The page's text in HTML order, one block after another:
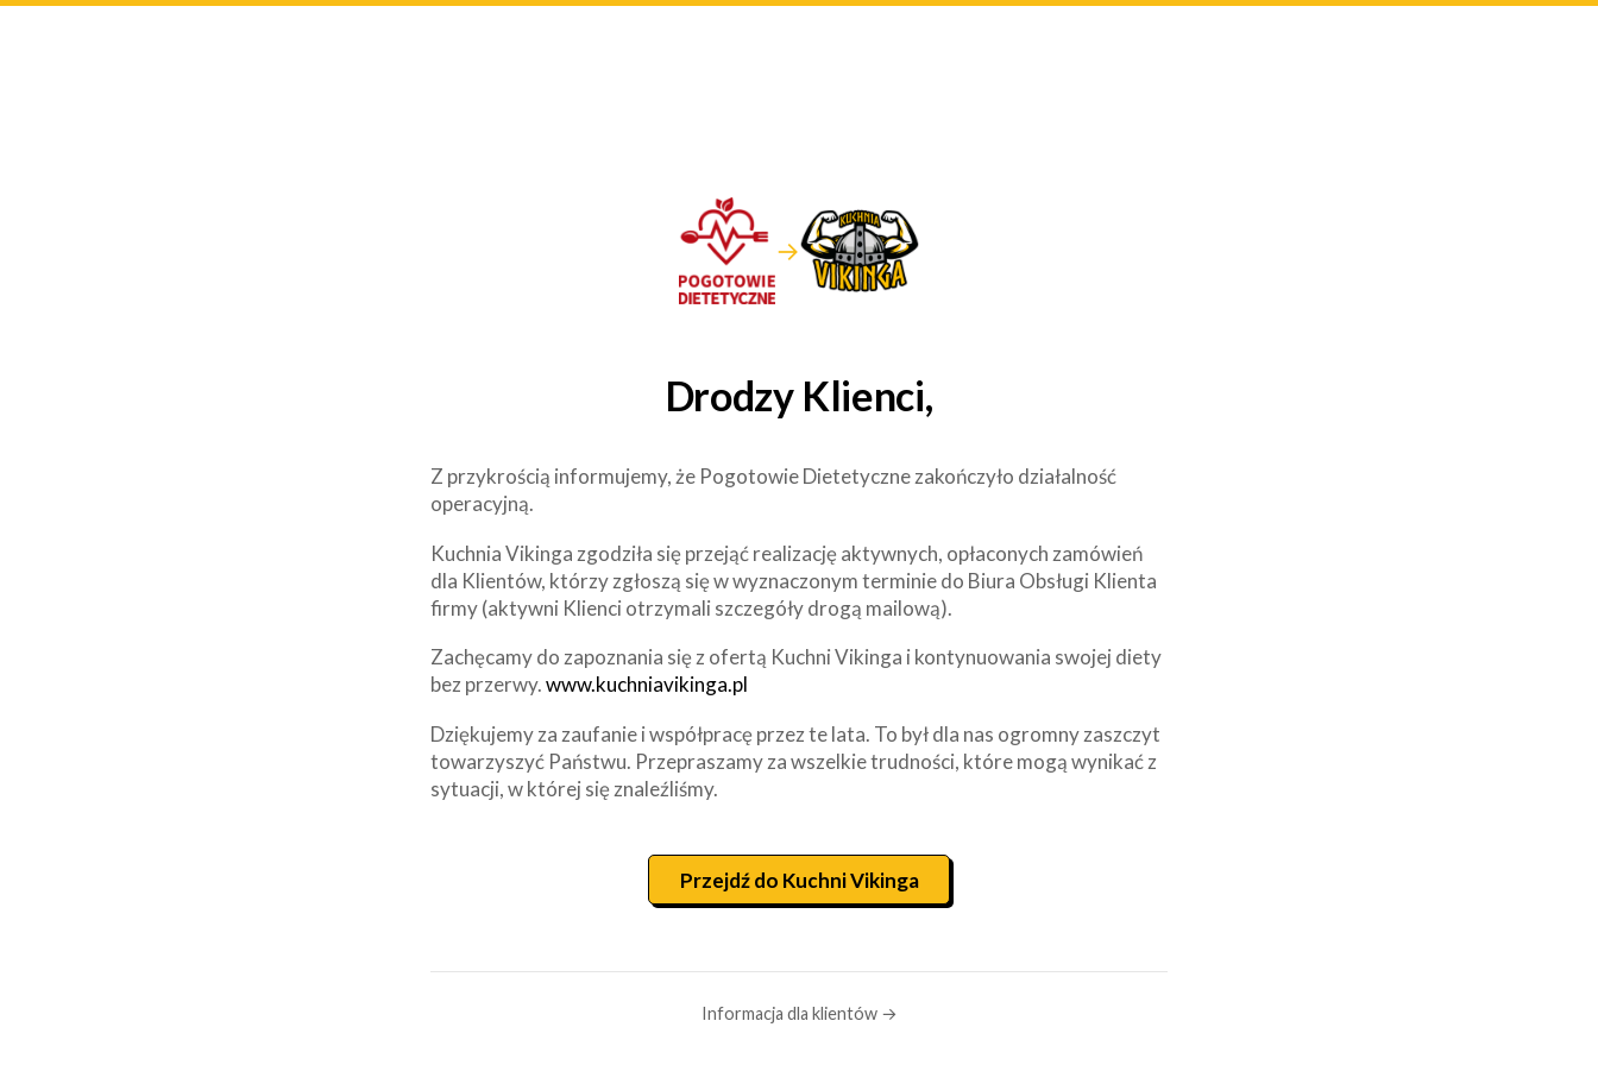
→
Drodzy Klienci,
Z przykrością informujemy, że Pogotowie Dietetyczne zakończyło działalność
operacyjną.
Kuchnia Vikinga zgodziła się przejąć realizację aktywnych, opłaconych zamówień
dla Klientów, którzy zgłoszą się w wyznaczonym terminie do Biura Obsługi Klienta
firmy (aktywni Klienci otrzymali szczegóły drogą mailową).
Zachęcamy do zapoznania się z ofertą Kuchni Vikinga i kontynuowania swojej diety
bez przerwy.www.kuchniavikinga.pl
Dziękujemy za zaufanie i współpracę przez te lata. To był dla nas ogromny zaszczyt
towarzyszyć Państwu. Przepraszamy za wszelkie trudności, które mogą wynikać z
sytuacji, w której się znaleźliśmy.
Przejdź do Kuchni Vikinga
Informacja dla klientów →